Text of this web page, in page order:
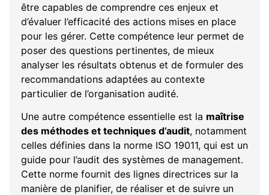
être capables de comprendre ces enjeux et
d’évaluer l’efficacité des actions mises en place
pour les gérer. Cette compétence leur permet de
poser des questions pertinentes, de mieux
analyser les résultats obtenus et de formuler des
recommandations adaptées au contexte
particulier de l’organisation audité.
Une autre compétence essentielle est la maîtrise
des méthodes et techniques d’audit, notamment
celles définies dans la norme ISO 19011, qui est un
guide pour l’audit des systèmes de management.
Cette norme fournit des lignes directrices sur la
manière de planifier, de réaliser et de suivre un